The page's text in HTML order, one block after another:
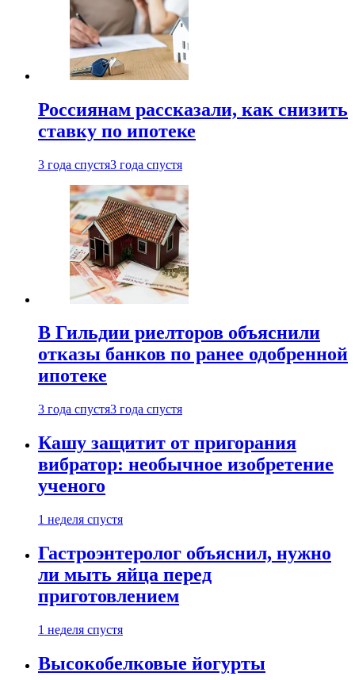
Россиянам рассказали, как снизить
ставку по ипотеке
3 года спустя3 года спустя
В Гильдии риелторов объяснили
отказы банков по ранее одобренной
ипотеке
3 года спустя3 года спустя
Кашу защитит от пригорания
вибратор: необычное изобретение
ученого
1 неделя спустя
Гастроэнтеролог объяснил, нужно
ли мыть яйца перед
приготовлением
1 неделя спустя
Высокобелковые йогурты